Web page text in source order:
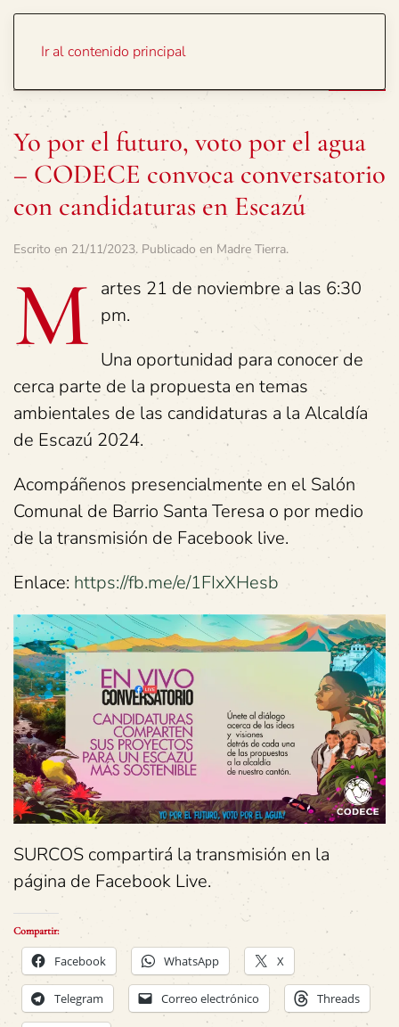
Ir al contenido principal
Yo por el futuro, voto por el agua
– CODECE convoca conversatorio
con candidaturas en Escazú
Escrito en 21/11/2023. Publicado en Madre Tierra.
M artes 21 de noviembre a las 6:30
pm.
Una oportunidad para conocer de
cerca parte de la propuesta en temas
ambientales de las candidaturas a la Alcaldía
de Escazú 2024.
Acompáñenos presencialmente en el Salón
Comunal de Barrio Santa Teresa o por medio
de la transmisión de Facebook live.
Enlace: https://fb.me/e/1FIxXHesb
SURCOS compartirá la transmisión en la
página de Facebook Live.
Compartir:
Facebook WhatsApp X
Telegram Correo electrónico Threads